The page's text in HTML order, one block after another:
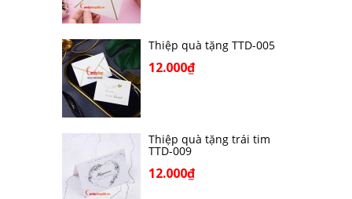
Thiệp quà tặng TTD-005
12.000₫
Thiệp quà tặng trái tim
TTD-009
12.000₫